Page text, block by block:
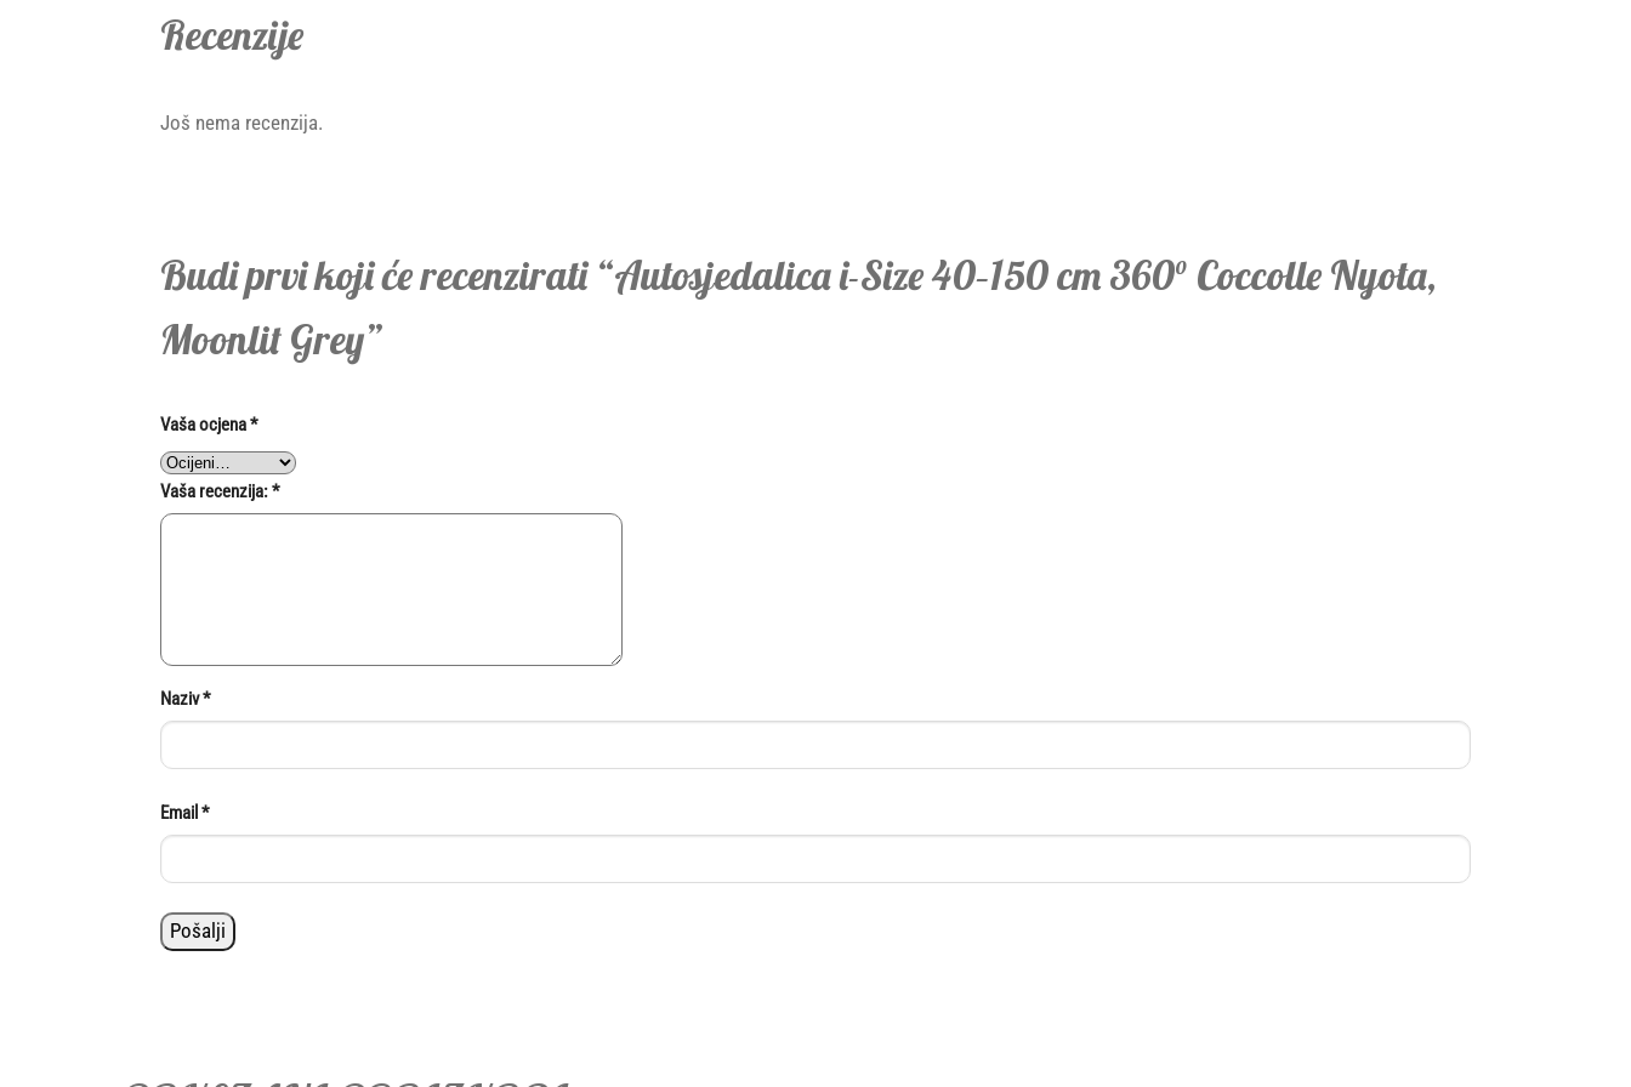
Recenzije
Još nema recenzija.
Budi prvi koji će recenzirati “Autosjedalica i-Size 40–150 cm 360° Coccolle Nyota,
Moonlit Grey”
Vaša ocjena*
Vaša recenzija:*
Naziv*
Email *